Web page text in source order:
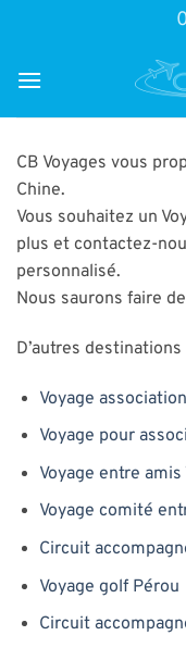
CB Voyages vous
Chine.
Vous souhaitez un
plus et contactez-
personnalisé.
Nous saurons faire
D’autres
Voyage
Voyage pour
Voyage entre amis
Voyage comité
Circuit
Voyage golf Pérou
Circuit